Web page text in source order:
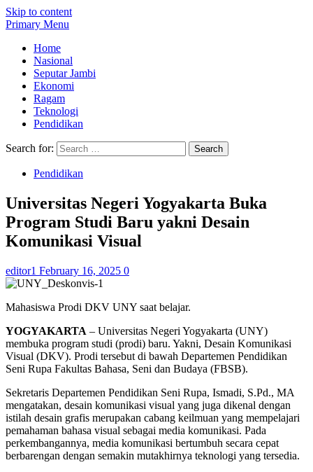
Skip to content
Primary Menu
Home
Nasional
Seputar Jambi
Ekonomi
Ragam
Teknologi
Pendidikan
Search for:
Pendidikan
Universitas Negeri Yogyakarta Buka
Program Studi Baru yakni Desain
Komunikasi Visual
editor1 February 16, 2025 0
Mahasiswa Prodi DKV UNY saat belajar.
YOGYAKARTA – Universitas Negeri Yogyakarta (UNY)
membuka program studi (prodi) baru. Yakni, Desain Komunikasi
Visual (DKV). Prodi tersebut di bawah Departemen Pendidikan
Seni Rupa Fakultas Bahasa, Seni dan Budaya (FBSB).
Sekretaris Departemen Pendidikan Seni Rupa, Ismadi, S.Pd., MA
mengatakan, desain komunikasi visual yang juga dikenal dengan
istilah desain grafis merupakan cabang keilmuan yang mempelajari
pemahaman bahasa visual sebagai media komunikasi. Pada
perkembangannya, media komunikasi bertumbuh secara cepat
berbarengan dengan semakin mutakhirnya teknologi yang tersedia.